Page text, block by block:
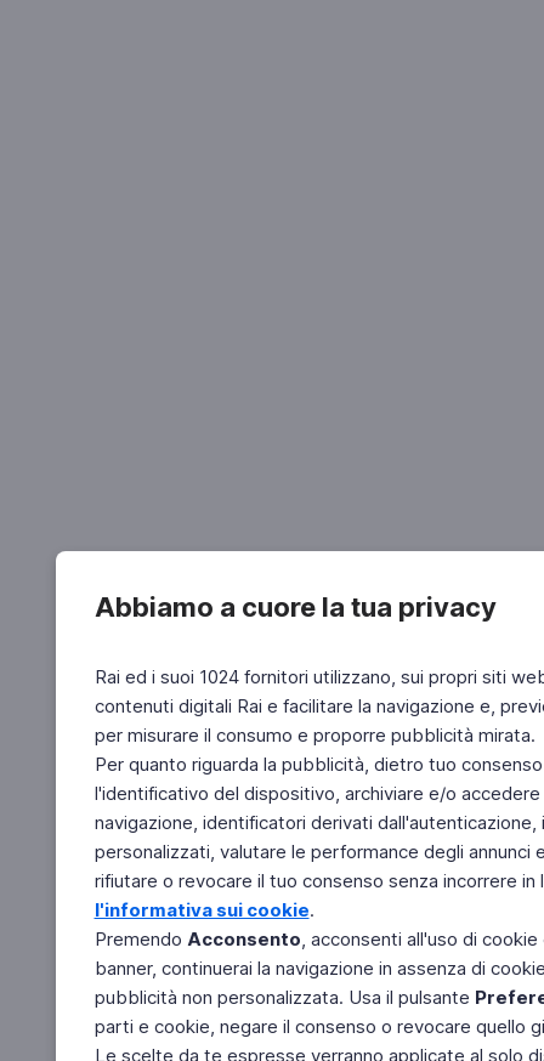
Abbiamo a cuore la tua privacy
Rai ed i suoi 1024 fornitori utilizzano, sui propri siti
contenuti digitali Rai e facilitare la navigazione e,
per misurare il consumo e proporre pubblicità mirata.
Per quanto riguarda la pubblicità, dietro tuo
l'identificativo del dispositivo, archiviare e/o
navigazione, identificatori derivati
personalizzati, valutare le performance degli
rifiutare o revocare il tuo consenso senza incorrere
l'informativa sui cookie.
Premendo Acconsento, acconsenti all'uso di
banner, continuerai la navigazione in assenza di
pubblicità non personalizzata. Usa il pulsante
parti e cookie, negare il consenso o revocare quello
Le scelte da te espresse verranno applicate al solo